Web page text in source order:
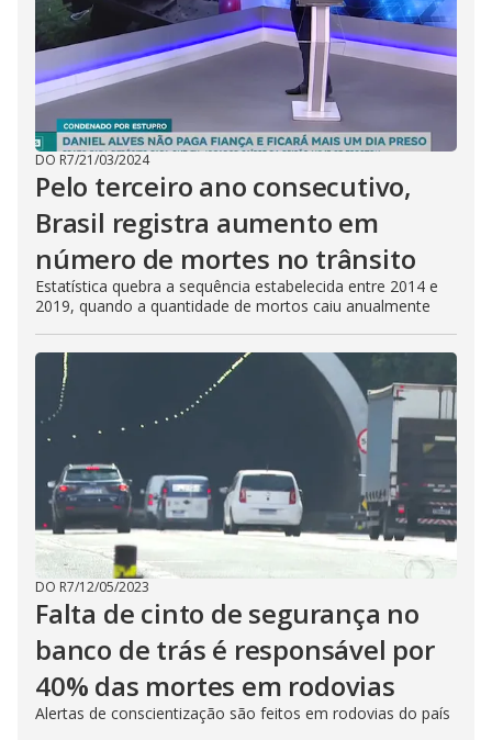
DO R7/21/03/2024
Pelo terceiro ano consecutivo,
Brasil registra aumento em
número de mortes no trânsito
Estatística quebra a sequência estabelecida entre 2014 e
2019, quando a quantidade de mortos caiu anualmente
DO R7/12/05/2023
Falta de cinto de segurança no
banco de trás é responsável por
40% das mortes em rodovias
Alertas de conscientização são feitos em rodovias do país